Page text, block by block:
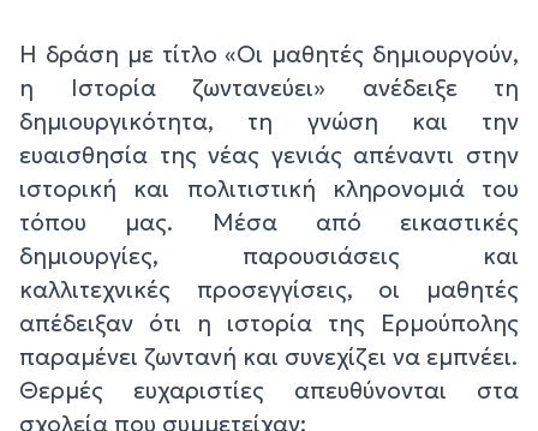
Η δράση με τίτλο «Οι μαθητές δημιουργούν,
η Ιστορία ζωντανεύει» ανέδειξε τη
δημιουργικότητα, τη γνώση και την
ευαισθησία της νέας γενιάς απέναντι στην
ιστορική και πολιτιστική κληρονομιά του
τόπου μας. Μέσα από εικαστικές
δημιουργίες, παρουσιάσεις και
καλλιτεχνικές προσεγγίσεις, οι μαθητές
απέδειξαν ότι η ιστορία της Ερμούπολης
παραμένει ζωντανή και συνεχίζει να εμπνέει.
Θερμές ευχαριστίες απευθύνονται στα
σχολεία που συμμετείχαν: